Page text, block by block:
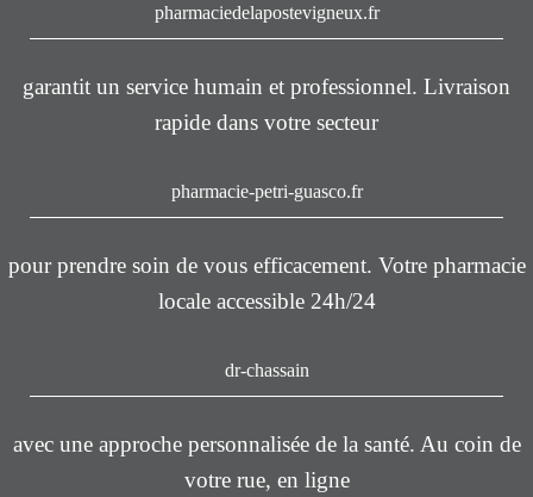
pharmaciedelapostevigneux.fr
garantit un service humain et professionnel. Livraison
rapide dans votre secteur
pharmacie-petri-guasco.fr
pour prendre soin de vous efficacement. Votre pharmacie
locale accessible 24h/24
dr-chassain
avec une approche personnalisée de la santé. Au coin de
votre rue, en ligne